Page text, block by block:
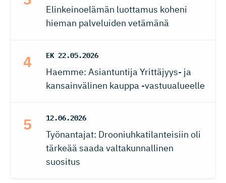
Elinkeinoelämän luottamus koheni
hieman palveluiden vetämänä
EK 22.05.2026
Haemme: Asiantuntija Yrittäjyys- ja
kansainvälinen kauppa -vastuualueelle
12.06.2026
Työnantajat: Drooniuhkatilanteisiin oli
tärkeää saada valtakunnallinen
suositus